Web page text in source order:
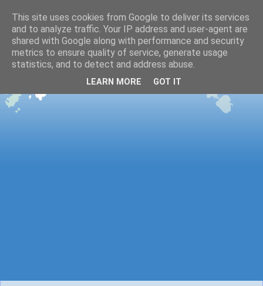
This site uses cookies from Google to deliver its services
and to analyze traffic. Your IP address and user-agent are
shared with Google along with performance and security
metrics to ensure quality of service, generate usage
statistics, and to detect and address abuse.
LEARN MORE GOT IT